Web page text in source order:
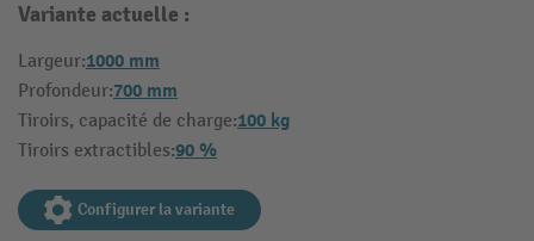
Variante actuelle :
Largeur:1000 mm
Profondeur:700 mm
Tiroirs, capacité de charge:100 kg
Tiroirs extractibles:90 %
Configurer la variante